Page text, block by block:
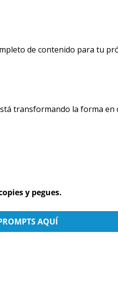
de contenido para tu
transformando la forma
y pegues.
AQUÍ